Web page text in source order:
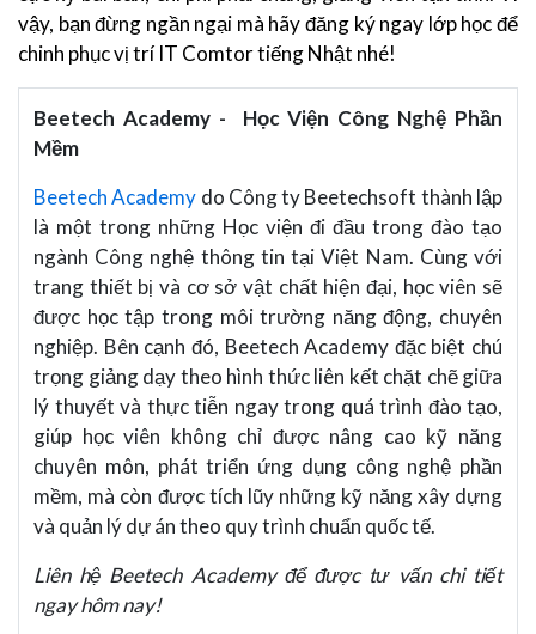
vậy, bạn đừng ngần ngại mà hãy đăng ký ngay lớp học để
chinh phục vị trí IT Comtor tiếng Nhật nhé!
Beetech Academy - Học Viện Công Nghệ Phần
Mềm
Beetech Academy do Công ty Beetechsoft thành lập
là một trong những Học viện đi đầu trong đào tạo
ngành Công nghệ thông tin tại Việt Nam. Cùng với
trang thiết bị và cơ sở vật chất hiện đại, học viên sẽ
được học tập trong môi trường năng động, chuyên
nghiệp. Bên cạnh đó, Beetech Academy đặc biệt chú
trọng giảng dạy theo hình thức liên kết chặt chẽ giữa
lý thuyết và thực tiễn ngay trong quá trình đào tạo,
giúp học viên không chỉ được nâng cao kỹ năng
chuyên môn, phát triển ứng dụng công nghệ phần
mềm, mà còn được tích lũy những kỹ năng xây dựng
và quản lý dự án theo quy trình chuẩn quốc tế.
Liên hệ Beetech Academy để được tư vấn chi tiết
ngay hôm nay!